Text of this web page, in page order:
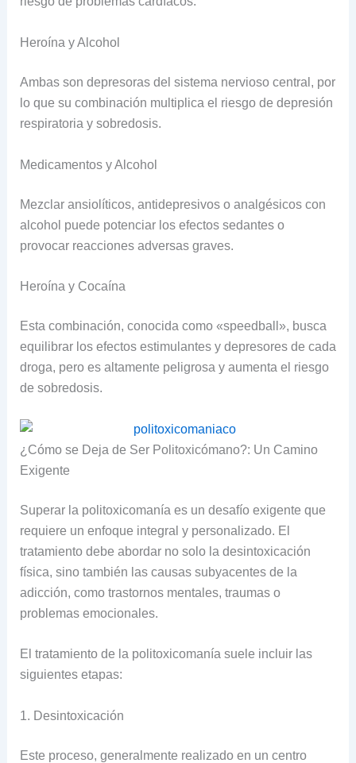
Heroína y Alcohol
Ambas son depresoras del sistema nervioso central, por
lo que su combinación multiplica el riesgo de depresión
respiratoria y sobredosis.
Medicamentos y Alcohol
Mezclar ansiolíticos, antidepresivos o analgésicos con
alcohol puede potenciar los efectos sedantes o
provocar reacciones adversas graves.
Heroína y Cocaína
Esta combinación, conocida como «speedball», busca
equilibrar los efectos estimulantes y depresores de cada
droga, pero es altamente peligrosa y aumenta el riesgo
de sobredosis.
¿Cómo se Deja de Ser Politoxicómano?: Un Camino
Exigente
Superar la politoxicomanía es un desafío exigente que
requiere un enfoque integral y personalizado. El
tratamiento debe abordar no solo la desintoxicación
física, sino también las causas subyacentes de la
adicción, como trastornos mentales, traumas o
problemas emocionales.
El tratamiento de la politoxicomanía suele incluir las
siguientes etapas:
1. Desintoxicación
Este proceso, generalmente realizado en un centro